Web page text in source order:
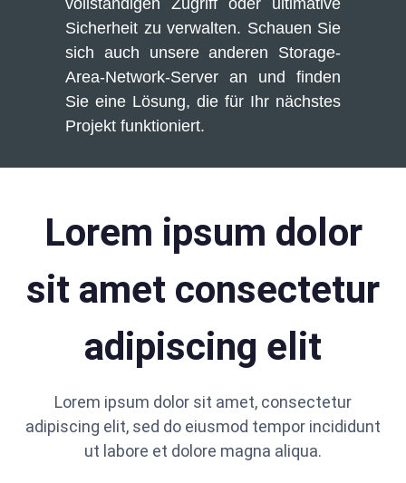
vollständigen Zugriff oder ultimative
Sicherheit zu verwalten. Schauen Sie
sich auch unsere anderen Storage-
Area-Network-Server an und finden
Sie eine Lösung, die für Ihr nächstes
Projekt funktioniert.
Lorem ipsum dolor
sit amet consectetur
adipiscing elit
Lorem ipsum dolor sit amet, consectetur
adipiscing elit, sed do eiusmod tempor incididunt
ut labore et dolore magna aliqua.